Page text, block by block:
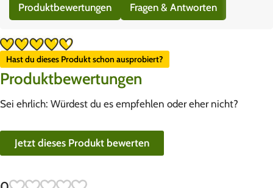
Produktbewertungen Fragen & Antworten
Hast du dieses Produkt schon ausprobiert?
Produktbewertungen
Sei ehrlich: Würdest du es empfehlen oder eher nicht?
Jetzt dieses Produkt bewerten